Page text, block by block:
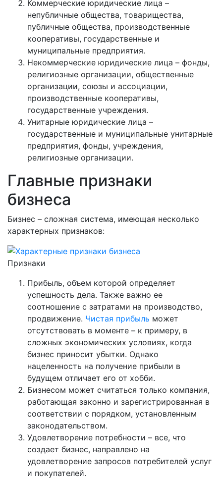
Коммерческие юридические лица –
непубличные общества, товарищества,
публичные общества, производственные
кооперативы, государственные и
муниципальные предприятия.
Некоммерческие юридические лица – фонды,
религиозные организации, общественные
организации, союзы и ассоциации,
производственные кооперативы,
государственные учреждения.
Унитарные юридические лица –
государственные и муниципальные унитарные
предприятия, фонды, учреждения,
религиозные организации.
Главные признаки
бизнеса
Бизнес – сложная система, имеющая несколько
характерных признаков:
Признаки
Прибыль, объем которой определяет
успешность дела. Также важно ее
соотношение с затратами на производство,
продвижение. Чистая прибыль может
отсутствовать в моменте – к примеру, в
сложных экономических условиях, когда
бизнес приносит убытки. Однако
нацеленность на получение прибыли в
будущем отличает его от хобби.
Бизнесом может считаться только компания,
работающая законно и зарегистрированная в
соответствии с порядком, установленным
законодательством.
Удовлетворение потребности – все, что
создает бизнес, направлено на
удовлетворение запросов потребителей услуг
и покупателей.